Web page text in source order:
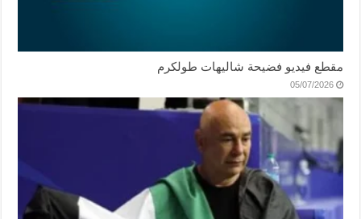
مقطع فيديو فضيحة شاليهات طولكرم
05/07/2026